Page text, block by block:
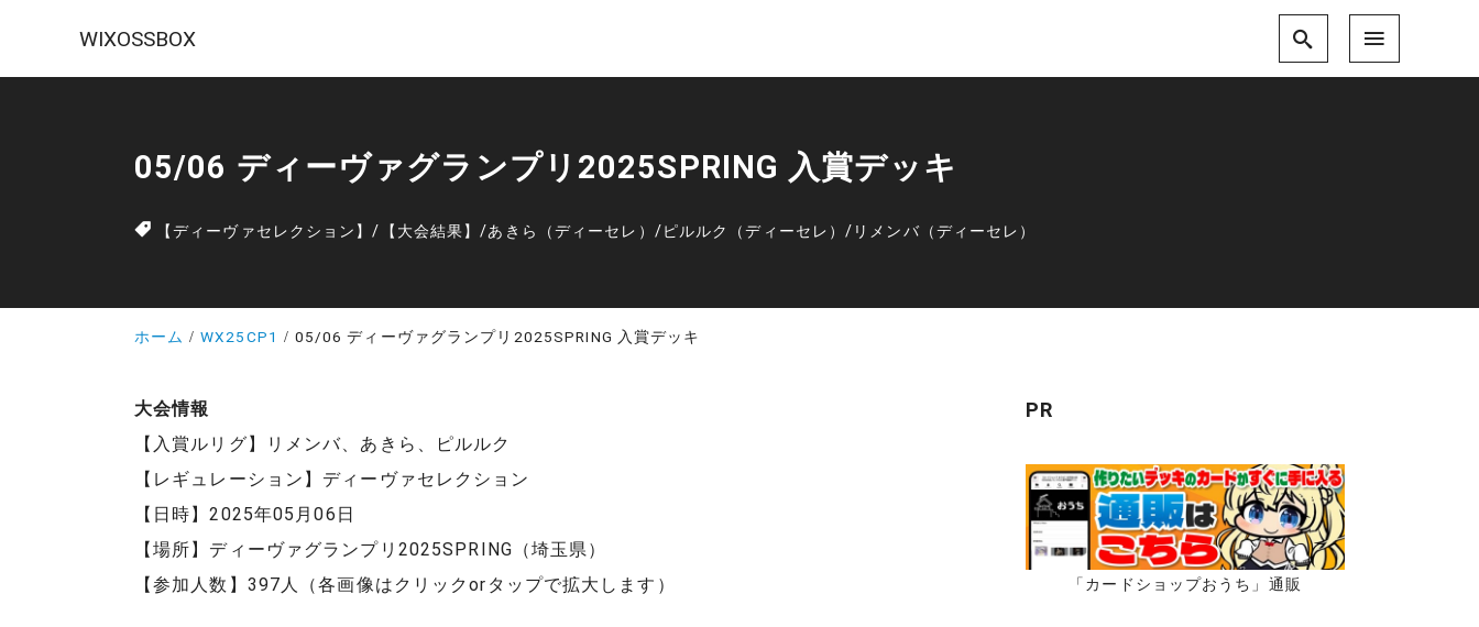
WIXOSSBOX
05/06 ディーヴァグランプリ2025SPRING 入賞デッキ
【ディーヴァセレクション】/ 【大会結果】/あきら（ディーセレ） /ピルルク（ディーセレ）/ リメンバ（ディーセレ）
ホーム WX25CP1 05/06 ディーヴァグランプリ2025SPRING 入賞デッキ
大会情報
【入賞ルリグ】リメンバ、あきら、ピルルク
【レギュレーション】ディーヴァセレクション
【日時】2025年05月06日
【場所】ディーヴァグランプリ2025SPRING（埼玉県）
【参加人数】397人（各画像はクリックorタップで拡大します）
PR
「カードショップおうち」通販